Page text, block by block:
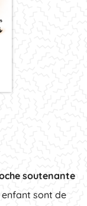
soutenante
sont de